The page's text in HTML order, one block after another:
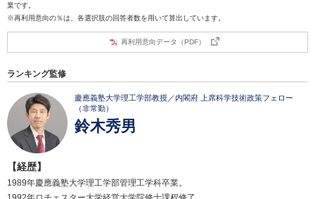
業です。
※再利用意向の％は、各選択肢の回答者数を用いて算出しています。
再利用意向データ（PDF）
ランキング監修
慶應義塾大学理工学部教授／内閣府 上席科学技術政策フェロー
（非常勤）
鈴木秀男
【経歴】
1989年慶應義塾大学理工学部管理工学科卒業。